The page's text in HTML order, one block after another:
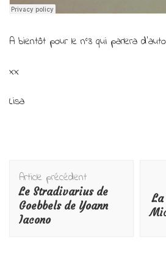
A bientôt pour le n°3 qui parlera
xx
Lisa
Navigation
d'article
Article précédent
Le Stradivarius de
Goebbels de Yoann
Iacono